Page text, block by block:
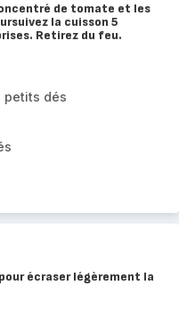
de tomate et les
la cuisson 5
Retirez du feu.
petits dés
écraser légèrement la